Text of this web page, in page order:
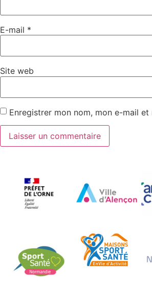
E-mail *
Site web
Enregistrer mon nom, mon e-mail